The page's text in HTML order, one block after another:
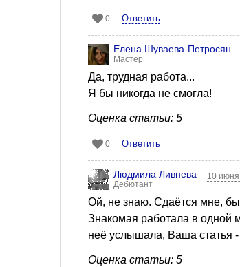
0 Ответить
Елена Шуваева-Петросян
Мастер
Да, трудная работа...
Я бы никогда не смогла!
Оценка статьи: 5
0 Ответить
Людмила Ливнева
Дебютант
10
Ой, не знаю. Сдаётся мне,
Знакомая работала в одной
неё услышала, Ваша статья
Оценка статьи: 5